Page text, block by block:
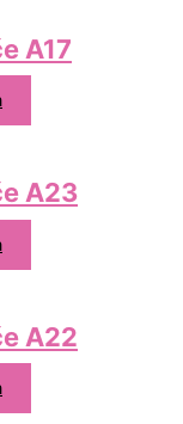
A17
A23
A22